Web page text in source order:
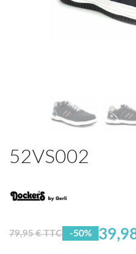
52VS002
79,95 € TTC -50%